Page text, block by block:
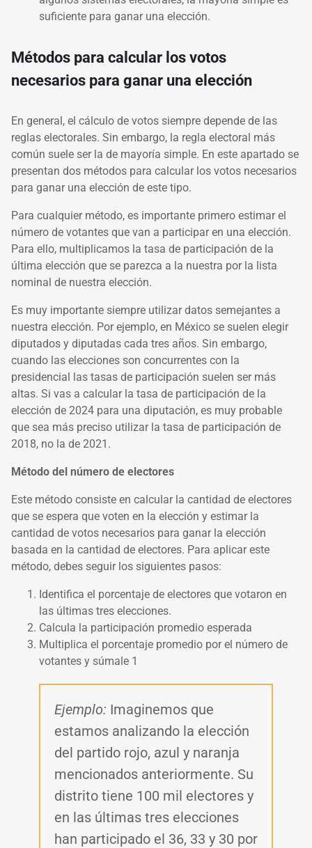
suficiente para ganar una elección.
Métodos para calcular los votos
necesarios para ganar una elección
En general, el cálculo de votos siempre depende de las
reglas electorales. Sin embargo, la regla electoral más
común suele ser la de mayoría simple. En este apartado se
presentan dos métodos para calcular los votos necesarios
para ganar una elección de este tipo.
Para cualquier método, es importante primero estimar el
número de votantes que van a participar en una elección.
Para ello, multiplicamos la tasa de participación de la
última elección que se parezca a la nuestra por la lista
nominal de nuestra elección.
Es muy importante siempre utilizar datos semejantes a
nuestra elección. Por ejemplo, en México se suelen elegir
diputados y diputadas cada tres años. Sin embargo,
cuando las elecciones son concurrentes con la
presidencial las tasas de participación suelen ser más
altas. Si vas a calcular la tasa de participación de la
elección de 2024 para una diputación, es muy probable
que sea más preciso utilizar la tasa de participación de
2018, no la de 2021.
Método del número de electores
Este método consiste en calcular la cantidad de electores
que se espera que voten en la elección y estimar la
cantidad de votos necesarios para ganar la elección
basada en la cantidad de electores. Para aplicar este
método, debes seguir los siguientes pasos:
Identifica el porcentaje de electores que votaron en
las últimas tres elecciones.
Calcula la participación promedio esperada
Multiplica el porcentaje promedio por el número de
votantes y súmale 1
Ejemplo: Imaginemos que
estamos analizando la elección
del partido rojo, azul y naranja
mencionados anteriormente. Su
distrito tiene 100 mil electores y
en las últimas tres elecciones
han participado el 36, 33 y 30 por